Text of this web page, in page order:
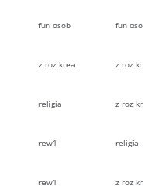
fun osob fun
z roz krea z roz
religia z roz
rew1 religia
rew1 z roz